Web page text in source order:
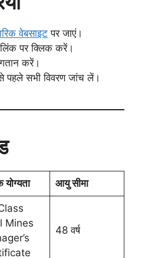
वेबसाइटपर जाएं।
पर क्लिक करें।
करें।
पहले सभी विवरण जांच लें।
योग्यता आयु सीमा
Mines
48 वर्ष